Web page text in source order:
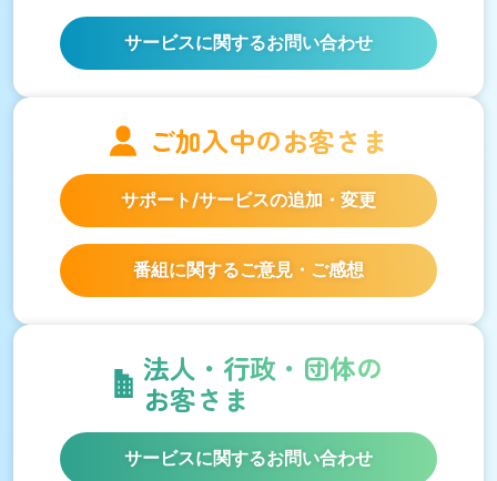
サービスに関するお問い合わせ
ご加入中のお客さま
サポート/サービスの追加・変更
番組に関するご意見・ご感想
法人・行政・団体の
お客さま
サービスに関するお問い合わせ